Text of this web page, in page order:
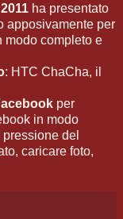
ha presentato
apposivamente per
modo completo e
: HTC ChaCha, il
per
in modo
del
caricare foto,